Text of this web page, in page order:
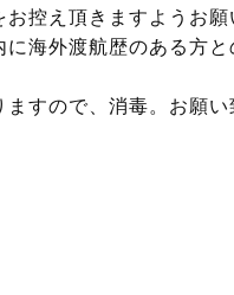
控え頂きますようお願
海外渡航歴のある方
すので、消毒。お願い